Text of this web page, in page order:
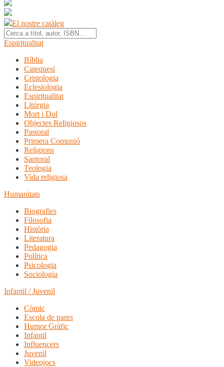
El nostre catàleg
Espiritualitat
Bíblia
Catequesi
Cristologia
Eclesiologia
Espiritualitat
Litúrgia
Mort i Dol
Objectes Religiosos
Pastoral
Primera Comunió
Religions
Santoral
Teologia
Vida religiosa
Humanitats
Biografies
Filosofia
Història
Literatura
Pedagogia
Política
Psicologia
Sociologia
Infantil / Juvenil
Còmic
Escola de pares
Humor Gràfic
Infantil
Influencers
Juvenil
Videojocs